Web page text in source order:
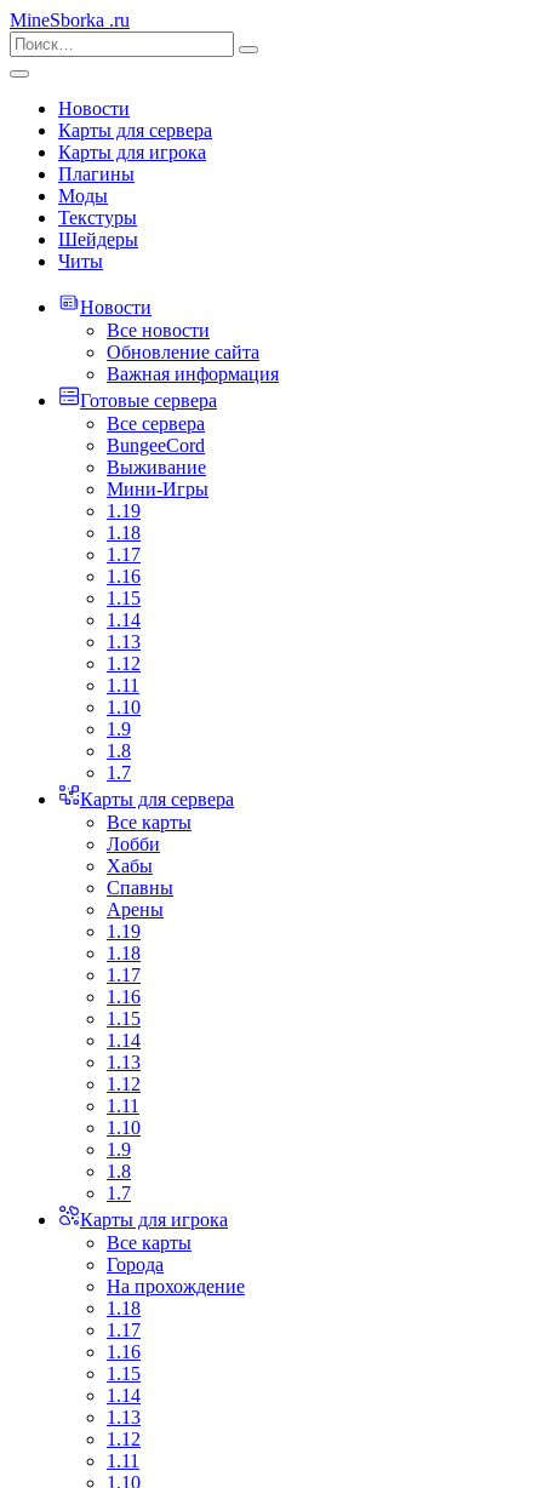
MineSborka .ru
Новости
Карты для сервера
Карты для игрока
Плагины
Моды
Текстуры
Шейдеры
Читы
Новости
Все новости
Обновление сайта
Важная информация
Готовые сервера
Все сервера
BungeeCord
Выживание
Мини-Игры
1.19
1.18
1.17
1.16
1.15
1.14
1.13
1.12
1.11
1.10
1.9
1.8
1.7
Карты для сервера
Все карты
Лобби
Хабы
Спавны
Арены
1.19
1.18
1.17
1.16
1.15
1.14
1.13
1.12
1.11
1.10
1.9
1.8
1.7
Карты для игрока
Все карты
Города
На прохождение
1.18
1.17
1.16
1.15
1.14
1.13
1.12
1.11
1.10